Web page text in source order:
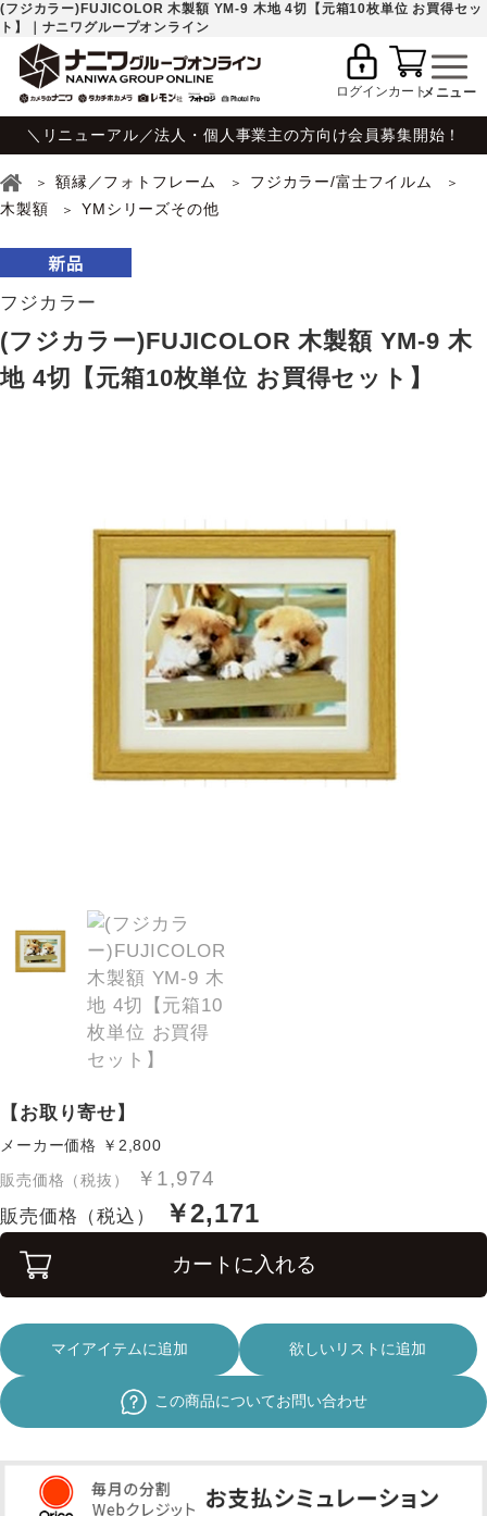
(フジカラー)FUJICOLOR 木製額 YM-9 木地 4切【元箱10枚単位 お買得セッ
ト】｜ナニワグループオンライン
ログインカート
＼リニューアル／法人・個人事業主の方向け会員募集開始！
額縁／フォトフレーム
フジカラー/富士フイルム
木製額
YMシリーズその他
フジカラー
(フジカラー)FUJICOLOR 木製額 YM-9 木
地 4切【元箱10枚単位 お買得セット】
【お取り寄せ】
メーカー価格 ￥2,800
販売価格（税抜）
￥1,974
販売価格（税込） ￥2,171
カートに入れる
マイアイテムに追加 欲しいリストに追加
この商品についてお問い合わせ